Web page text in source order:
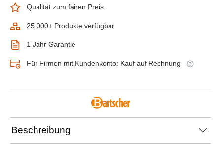
Qualität zum fairen Preis
25.000+ Produkte verfügbar
1 Jahr Garantie
Für Firmen mit Kundenkonto: Kauf auf Rechnung
Beschreibung